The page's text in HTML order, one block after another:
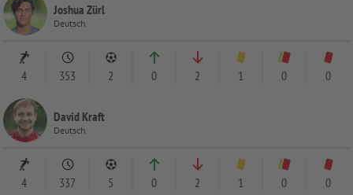
Joshua Zürl
Deutsch
4 353 2 0 2 1 0 0
David Kraft
Deutsch
4 337 5 0 2 1 0 0